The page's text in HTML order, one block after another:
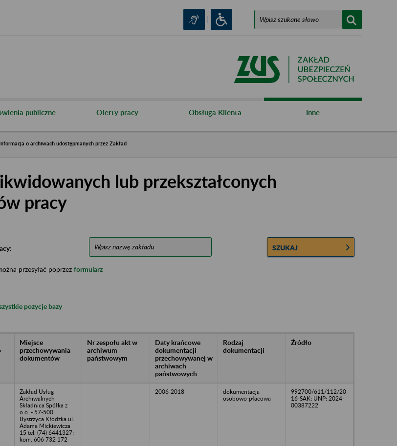
publiczne Oferty pracy Obsługa Klienta Inne
Informacja o archiwach udostępnianych przez Zakład
lub przekształconych
pracy
SZUKAJ
przesyłać poprzez formularz
pozycje bazy
Miejsce
przechowywania
dokumentów
Nr zespołu akt w
archiwum
państwowym
Daty krańcowe
dokumentacji
przechowywanej w
archiwach
państwowych
Rodzaj
dokumentacji
Źródło
Zakład Usług
Archiwalnych
Składnica Spółka z
o.o. - 57-500
Bystrzyca Kłodzka ul.
Adama Mickiewicza
15 tel. (74) 6441327;
kom. 606 732 172
2006-2018
dokumentacja
osobowo-płacowa
992700/611/112/20
16-SAK; UNP: 2024-
00387222